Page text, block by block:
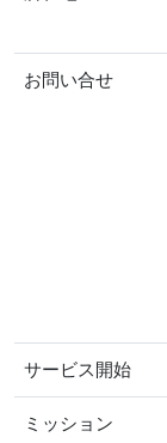
お問い合せ
サービス開始
ミッション